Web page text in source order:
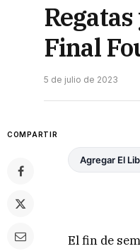
Final
5 de julio de 2023
COMPARTIR
Agregar El
El fin de